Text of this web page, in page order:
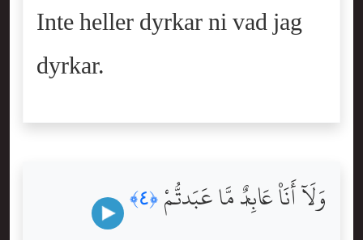
Inte heller dyrkar ni vad jag
dyrkar.
وَلَآ أَنَا۠ عَابِدٌۭ مَّا عَبَدتُّمْ ﴿٤﴾